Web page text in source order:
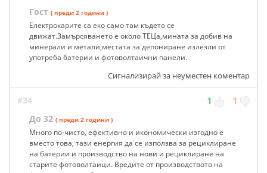
Гост ( преди 2 години )
Електрокарите са еко само там където се
движат.Замърсяването е около ТЕЦа,мината за добив на
минерали и метали,местата за депониране излезли от
употреба батерии и фотоволтаични панели.
Сигнализирай за неуместен коментар
#34 1 1
До 32 ( преди 2 години )
Много по-чисто, ефективно и икономически изгодно е
вместо това, тази енергия да се използва за рециклиране
на батерии и производство на нови и рециклиране на
старите фотоволтаици. Вредите от производството на